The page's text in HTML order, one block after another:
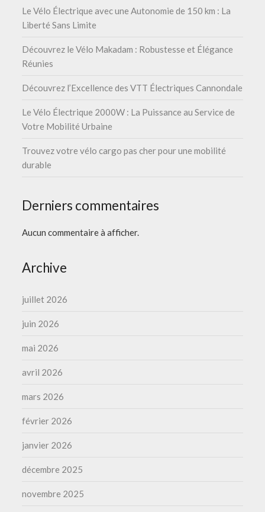
Le Vélo Électrique avec une Autonomie de 150 km : La
Liberté Sans Limite
Découvrez le Vélo Makadam : Robustesse et Élégance
Réunies
Découvrez l’Excellence des VTT Électriques Cannondale
Le Vélo Électrique 2000W : La Puissance au Service de
Votre Mobilité Urbaine
Trouvez votre vélo cargo pas cher pour une mobilité
durable
Derniers commentaires
Aucun commentaire à afficher.
Archive
juillet 2026
juin 2026
mai 2026
avril 2026
mars 2026
février 2026
janvier 2026
décembre 2025
novembre 2025